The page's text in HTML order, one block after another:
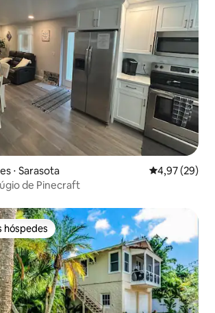
⋅ Sarasota 4,97 de uma
4,97 (29)
de Pinecraft
preferidos dos hóspedes
hóspedes